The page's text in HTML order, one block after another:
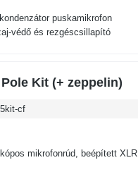
puskamikrofon
védő és rezgéscsillapító
Kit (+ zeppelin)
cf
mikrofonrúd, beépített XLR